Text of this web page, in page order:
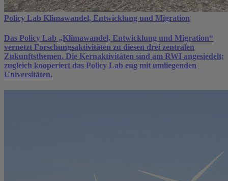
Policy Lab Klimawandel, Entwicklung und Migration
Das Policy Lab „Klimawandel, Entwicklung und Migration“
vernetzt Forschungsaktivitäten zu diesen drei zentralen
Zukunftsthemen. Die Kernaktivitäten sind am RWI angesiedelt;
zugleich kooperiert das Policy Lab eng mit umliegenden
Universitäten.